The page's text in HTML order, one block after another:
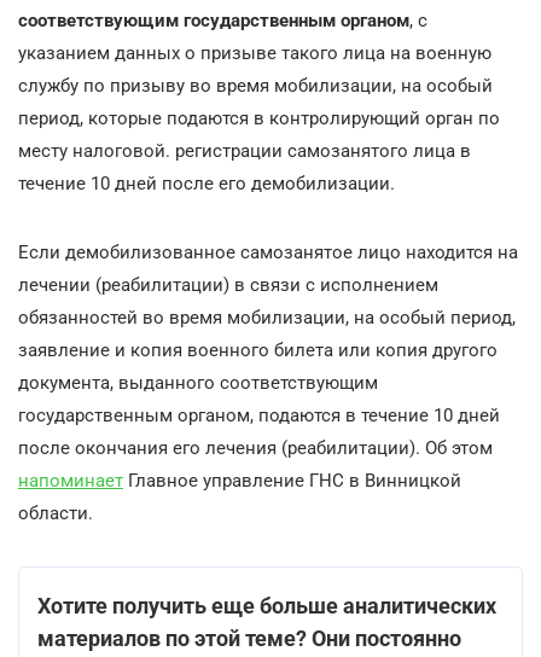
соответствующим государственным органом, с
указанием данных о призыве такого лица на военную
службу по призыву во время мобилизации, на особый
период, которые подаются в контролирующий орган по
месту налоговой. регистрации самозанятого лица в
течение 10 дней после его демобилизации.
Если демобилизованное самозанятое лицо находится на
лечении (реабилитации) в связи с исполнением
обязанностей во время мобилизации, на особый период,
заявление и копия военного билета или копия другого
документа, выданного соответствующим
государственным органом, подаются в течение 10 дней
после окончания его лечения (реабилитации). Об этом
напоминает Главное управление ГНС в Винницкой
области.
Хотите получить еще больше аналитических
материалов по этой теме? Они постоянно